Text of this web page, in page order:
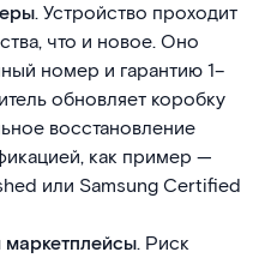
. Устройство проходит
что и новое. Оно
номер и гарантию 1–
обновляет коробку
восстановление
как пример —
или Samsung Certified
. Риск